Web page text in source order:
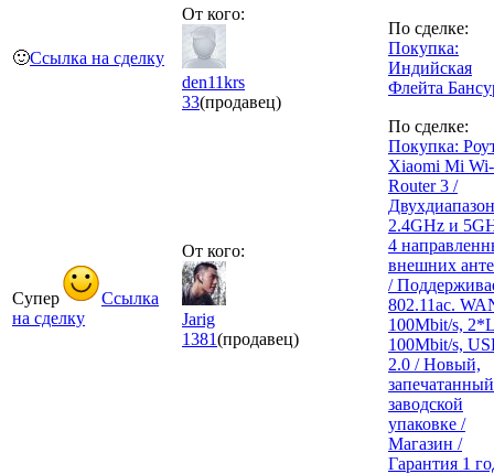
🙂Ссылка на сделку
От кого:
den11krs
33(продавец)
По сделке:
Покупка:
Индийская
Флейта
Супер
Ссылка
на сделку
От кого:
Jarig
1381(продавец)
По сделке:
Покупка:
Xiaomi Mi
Router 3 /
2.4GHz и
4
внешних
/
802.11ас.
100Мbit/s,
100Мbit/s,
2.0 / Новый,
заводской
упаковке /
Магазин /
Гарантия 1